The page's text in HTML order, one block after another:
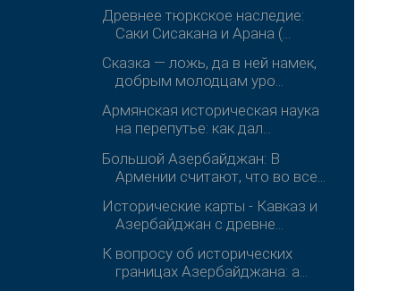
Древнее тюркское наследие:
Саки Сисакана и Арана (...
Сказка — ложь, да в ней намек,
добрым молодцам уро...
Армянская историческая наука
на перепутье: как дал...
Большой Азербайджан: В
Армении считают, что во все...
Исторические карты - Кавказ и
Азербайджан с древне...
К вопросу об исторических
границах Азербайджана: а...